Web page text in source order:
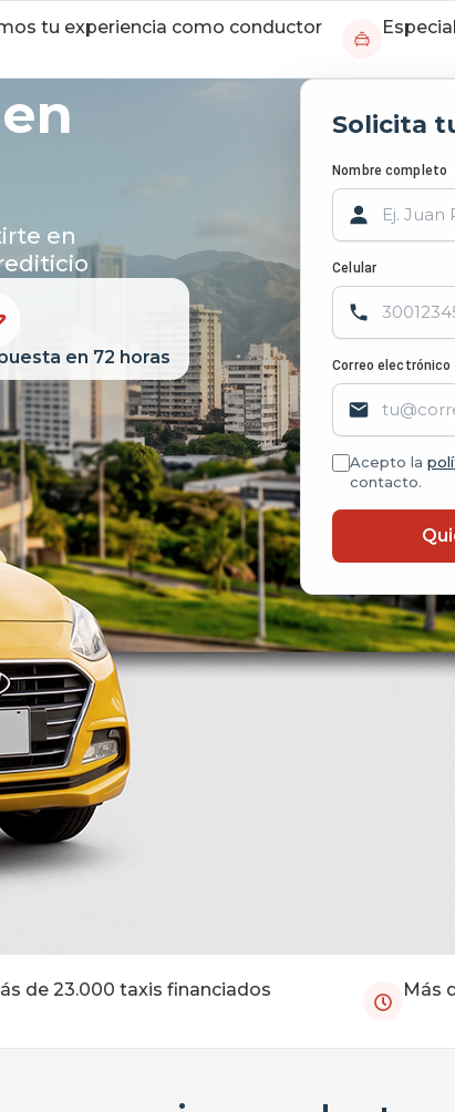
tu experiencia como conductor
en
en 72 horas
Solicita
Nombre completo
Celular
Correo electrónico
Acepto la
contacto.
de 23.000 taxis financiados Más